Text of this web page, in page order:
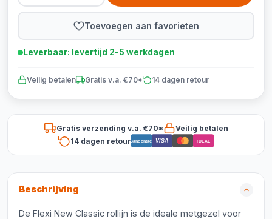
Toevoegen aan favorieten
Leverbaar: levertijd 2-5 werkdagen
Veilig betalen Gratis v.a. €70* 14 dagen retour
Gratis verzending v.a. €70*
Veilig betalen
14 dagen retourBancontact VISA iDEAL
Beschrijving
De Flexi New Classic rollijn is de ideale metgezel voor